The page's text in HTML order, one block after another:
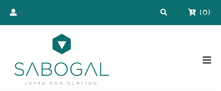
(0)